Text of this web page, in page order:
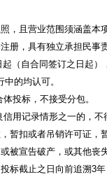
，且营业范围须涵盖本
册，具有独立承担民事
起（自合同签订之日起）
的均认可。
投标，不接受分包。
用记录情形之一的，
暂扣或者吊销许可证，
被宣告破产，或其他丧
标截止之日向前追溯3